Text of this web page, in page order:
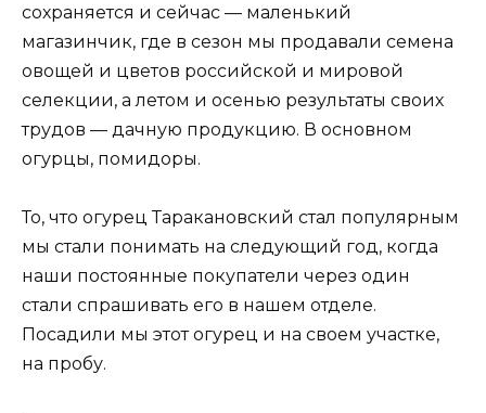
сохраняется и сейчас — маленький
магазинчик, где в сезон мы продавали семена
овощей и цветов российской и мировой
селекции, а летом и осенью результаты своих
трудов — дачную продукцию. В основном
огурцы, помидоры.
То, что огурец Таракановский стал популярным
мы стали понимать на следующий год, когда
наши постоянные покупатели через один
стали спрашивать его в нашем отделе.
Посадили мы этот огурец и на своем участке,
на пробу.